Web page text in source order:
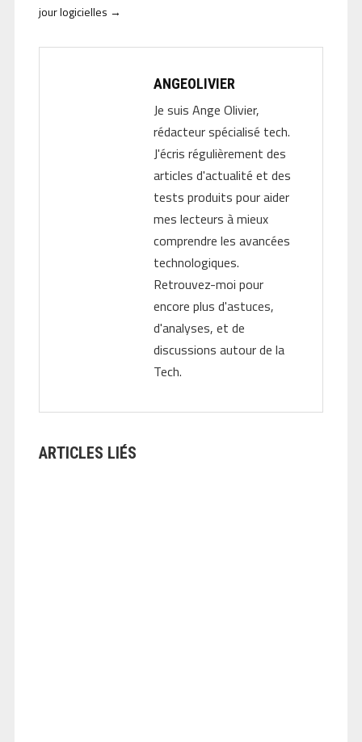
jour logicielles →
ANGEOLIVIER
Je suis Ange Olivier,
rédacteur spécialisé tech.
J'écris régulièrement des
articles d'actualité et des
tests produits pour aider
mes lecteurs à mieux
comprendre les avancées
technologiques.
Retrouvez-moi pour
encore plus d'astuces,
d'analyses, et de
discussions autour de la
Tech.
ARTICLES LIÉS